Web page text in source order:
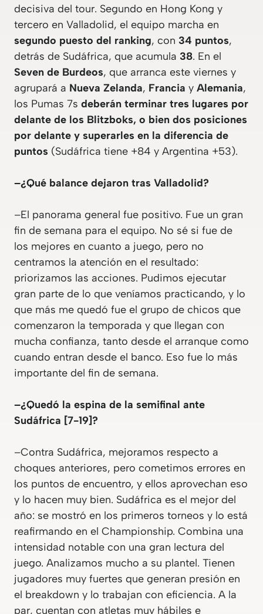
decisiva del tour. Segundo en Hong Kong y
tercero en Valladolid, el equipo marcha en
segundo puesto del ranking, con 34 puntos,
detrás de Sudáfrica, que acumula 38. En el
Seven de Burdeos, que arranca este viernes y
agrupará a Nueva Zelanda, Francia y Alemania,
los Pumas 7s deberán terminar tres lugares por
delante de los Blitzboks, o bien dos posiciones
por delante y superarles en la diferencia de
puntos (Sudáfrica tiene +84 y Argentina +53).
–¿Qué balance dejaron tras Valladolid?
–El panorama general fue positivo. Fue un gran
fin de semana para el equipo. No sé si fue de
los mejores en cuanto a juego, pero no
centramos la atención en el resultado:
priorizamos las acciones. Pudimos ejecutar
gran parte de lo que veníamos practicando, y lo
que más me quedó fue el grupo de chicos que
comenzaron la temporada y que llegan con
mucha confianza, tanto desde el arranque como
cuando entran desde el banco. Eso fue lo más
importante del fin de semana.
–¿Quedó la espina de la semifinal ante
Sudáfrica [7-19]?
–Contra Sudáfrica, mejoramos respecto a
choques anteriores, pero cometimos errores en
los puntos de encuentro, y ellos aprovechan eso
y lo hacen muy bien. Sudáfrica es el mejor del
año: se mostró en los primeros torneos y lo está
reafirmando en el Championship. Combina una
intensidad notable con una gran lectura del
juego. Analizamos mucho a su plantel. Tienen
jugadores muy fuertes que generan presión en
el breakdown y lo trabajan con eficiencia. A la
par, cuentan con atletas muy hábiles e